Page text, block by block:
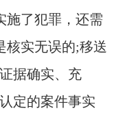
施了犯罪，还需
核实无误的;移送
据确实、充
定的案件事实